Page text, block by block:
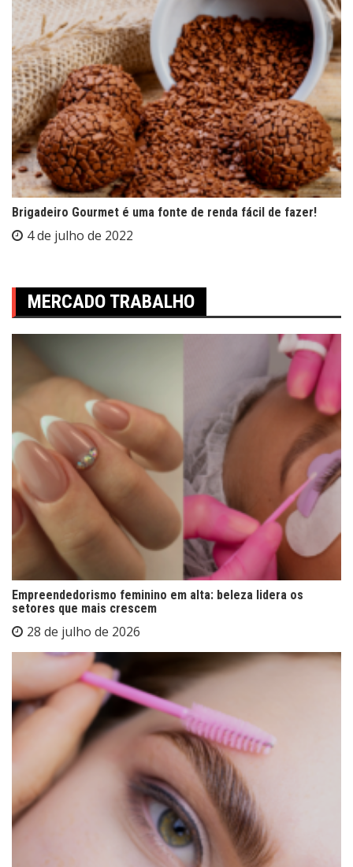
Brigadeiro Gourmet é uma fonte de renda fácil de fazer!
4 de julho de 2022
MERCADO TRABALHO
Empreendedorismo feminino em alta: beleza lidera os
setores que mais crescem
28 de julho de 2026